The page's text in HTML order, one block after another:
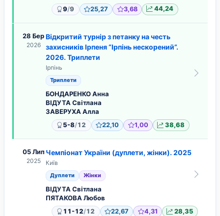
9/9 25,27 3,68 44,24
28 Бер
2026
Відкритий турнір з петанку на честь
захисників Ірпеня “Ірпінь нескорений”.
2026. Триплети
Ірпінь
Триплети
БОНДАРЕНКО Анна
ВІДУТА Світлана
ЗАВЕРУХА Алла
5-8/12 22,10 1,00 38,68
05 Лип
2025
Чемпіонат України (дуплети, жінки). 2025
Київ
Дуплети Жінки
ВІДУТА Світлана
ПЯТАКОВА Любов
11-12/12 22,67 4,31 28,35